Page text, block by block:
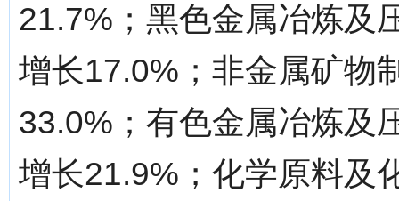
21.7%；黑色金属冶炼及
增长17.0%；非金属矿物
33.0%；有色金属冶炼及
增长21.9%；化学原料及